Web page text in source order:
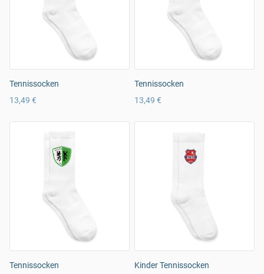
Tennissocken
13,49 €
Tennissocken
13,49 €
Tennissocken Kinder Tennissocken